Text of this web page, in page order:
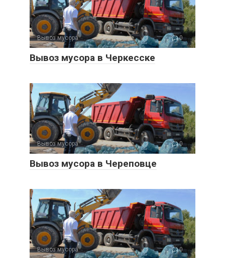
Вывоз мусора 0
Вывоз мусора в Черкесске
Вывоз мусора 0
Вывоз мусора в Череповце
Вывоз мусора 0